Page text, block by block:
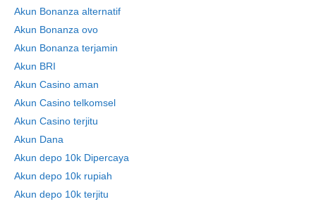
Akun Bonanza alternatif
Akun Bonanza ovo
Akun Bonanza terjamin
Akun BRI
Akun Casino aman
Akun Casino telkomsel
Akun Casino terjitu
Akun Dana
Akun depo 10k Dipercaya
Akun depo 10k rupiah
Akun depo 10k terjitu